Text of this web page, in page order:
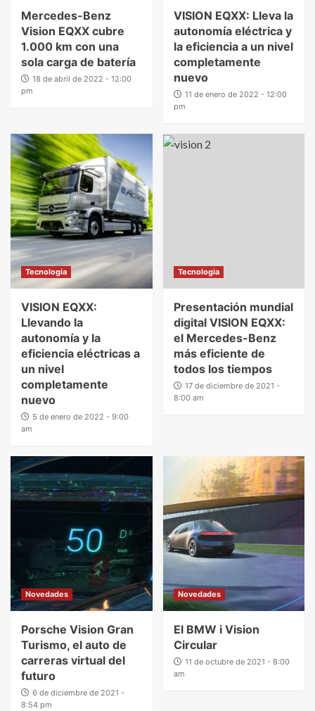
Mercedes-Benz
Vision EQXX cubre
1.000 km con una
sola carga de batería
18 de abril de 2022 - 12:00
pm
VISION EQXX: Lleva la
autonomía eléctrica y
la eficiencia a un nivel
completamente
nuevo
11 de enero de 2022 - 12:00
pm
Tecnologia
VISION EQXX:
Llevando la
autonomía y la
eficiencia eléctricas a
un nivel
completamente
nuevo
5 de enero de 2022 - 9:00
am
Tecnologia
Presentación mundial
digital VISION EQXX:
el Mercedes-Benz
más eficiente de
todos los tiempos
17 de diciembre de 2021 -
8:00 am
Novedades
Porsche Vision Gran
Turismo, el auto de
carreras virtual del
futuro
6 de diciembre de 2021 -
8:54 pm
Novedades
El BMW i Vision
Circular
11 de octubre de 2021 - 8:00
am